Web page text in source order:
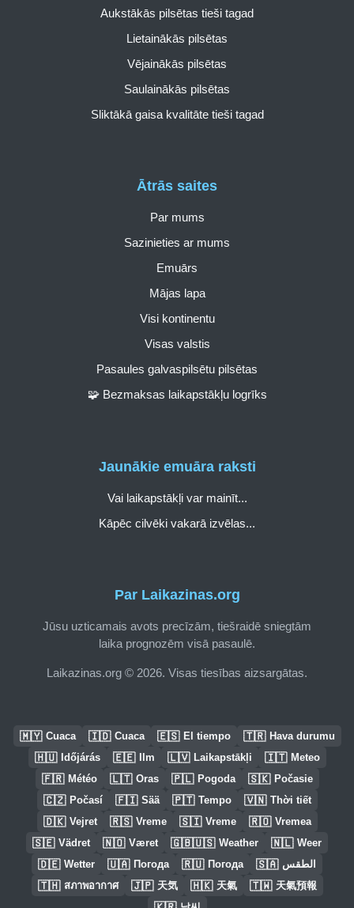
Par Laikazinas.org
Jūsu uzticamais avots precīzām, tiešraidē sniegtām
laika prognozēm visā pasaulē.
Laikazinas.org © 2026. Visas tiesības aizsargātas.
Ātrās saites
Par mums
Sazinieties ar mums
Emuārs
Mājas lapa
Visi kontinentu
Visas valstis
Pasaules galvaspilsētu pilsētas
🧩 Bezmaksas laikapstākļu logrīks
Aukstākās pilsētas tieši tagad
Lietainākās pilsētas
Vējainākās pilsētas
Saulainākās pilsētas
Sliktākā gaisa kvalitāte tieši tagad
Jaunākie emuāra raksti
Vai laikapstākļi var mainīt...
Kāpēc cilvēki vakarā izvēlas...
🇲🇾 Cuaca 🇮🇩 Cuaca 🇪🇸 El tiempo 🇹🇷 Hava durumu
🇭🇺 Időjárás 🇪🇪 Ilm 🇱🇻 Laikapstākļi 🇮🇹 Meteo
🇫🇷 Météo 🇱🇹 Oras 🇵🇱 Pogoda 🇸🇰 Počasie
🇨🇿 Počasí 🇫🇮 Sää 🇵🇹 Tempo 🇻🇳 Thời tiết
🇩🇰 Vejret 🇷🇸 Vreme 🇸🇮 Vreme 🇷🇴 Vremea
🇸🇪 Vädret 🇳🇴 Været 🇬🇧🇺🇸 Weather 🇳🇱 Weer
🇩🇪 Wetter 🇺🇦 Погода 🇷🇺 Погода 🇸🇦 الطقس
🇹🇭 สภาพอากาศ 🇯🇵 天気 🇭🇰 天氣 🇹🇼 天氣預報